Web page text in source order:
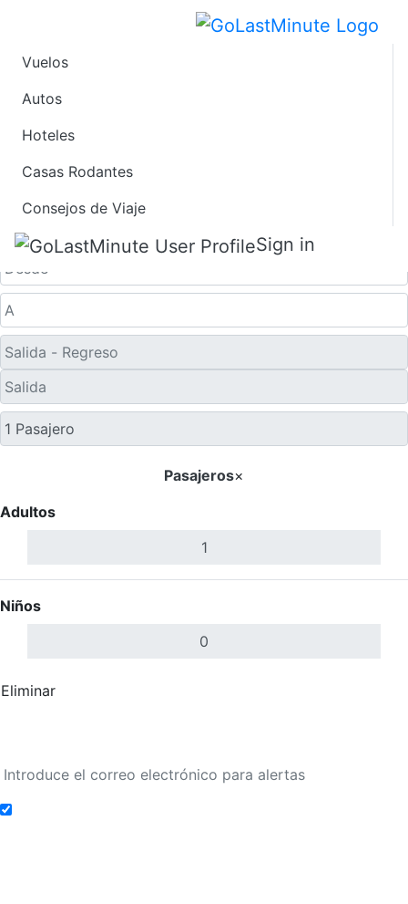
Vuelos
Autos
Hoteles
Casas Rodantes
Consejos de Viaje
Sign in
Ofertas de Viaje de
Último Minuto a
Nishibaru
Solo ida
Pasajeros×
Adultos
Niños
Eliminar